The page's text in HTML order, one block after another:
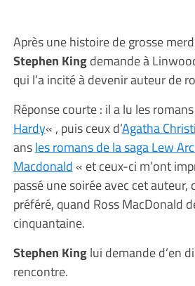
Après une histoire de grosse
Stephen Kingdemande à
qui l’a incité à devenir auteur de
Réponse courte : il a lu les
Hardy« , puis ceux d’Agatha
ansles romans de la saga Lew
Macdonald« et ceux-ci m’ont
passé une soirée avec cet
préféré, quand Ross MacDonald
cinquantaine.
Stephen Kinglui demande d’en
rencontre.